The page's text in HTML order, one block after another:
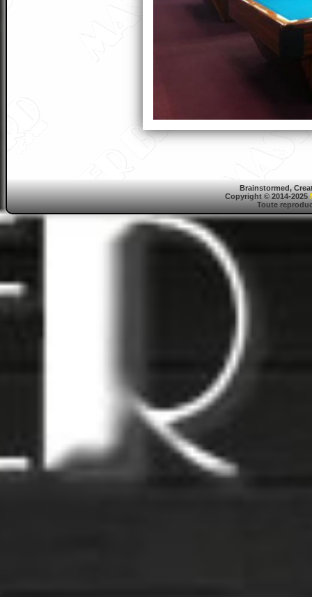
Brainstormed,
Copyright © 2014-2025
Toute